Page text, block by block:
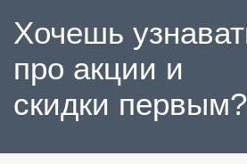
Хочешь
про акции и
скидки первым?